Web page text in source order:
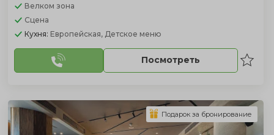
Велком зона
Сцена
Кухня: Европейская, Детское меню
Посмотреть
Подарок за бронирование